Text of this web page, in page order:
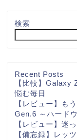
検索
Recent Posts
【比較】Galaxy
悩む毎日
【レビュー】も
Gen.6 ～ハード
【レビュー】迷
【備忘録】レッ